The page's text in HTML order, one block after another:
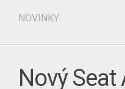
NOVINKY
Nový